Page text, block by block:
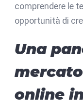
comprendere le
opportunità di
Una
online